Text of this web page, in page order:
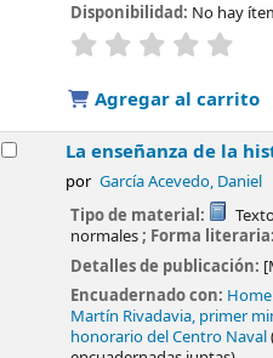
Disponibilidad: No hay
valoración
Agregar al carrito
La enseñanza de la
por García Acevedo, Daniel
Tipo de material:
normales; Forma literaria:
Detalles de publicación:
Encuadernado con:
Martín Rivadavia, primer
honorario del Centro Naval